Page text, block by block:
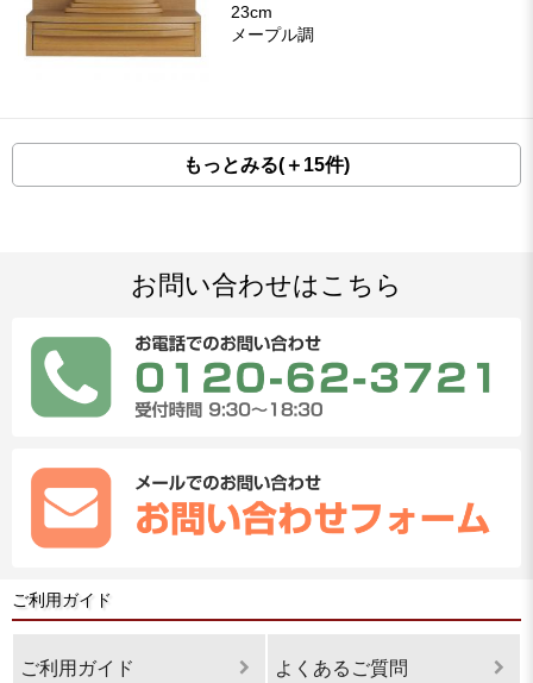
23cm
メープル調
もっとみる(＋15件)
お問い合わせはこちら
ご利用ガイド
ご利用ガイド よくあるご質問